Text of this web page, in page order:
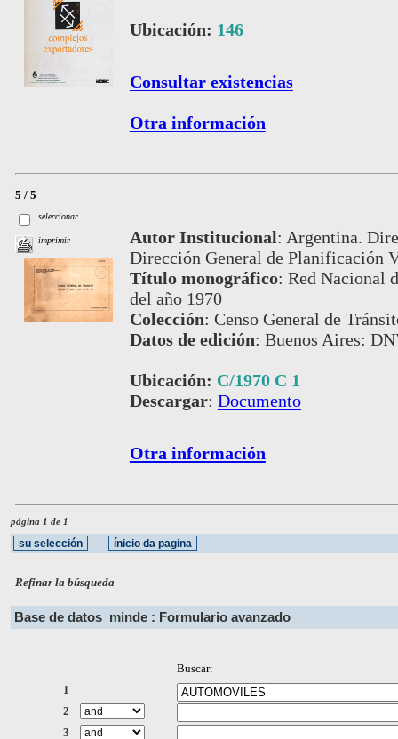
Ubicación: 146
Consultar existencias
Otra información
5 / 5
seleccionar
imprimir Autor Institucional: Argentina.
Dirección General de Planificación
Título monográfico: Red Nacional
del año 1970
Colección: Censo General de
Datos de edición: Buenos Aires:
Ubicación: C/1970 C 1
Descargar: Documento
Otra información
página 1 de 1
Refinar la búsqueda
Base de datos minde : Formulario avanzado
Buscar:
1
2
3